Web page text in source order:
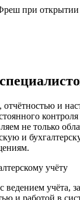
при открытии
отчётностью и
не только
и
учёту
ведением учёта,
и работой в